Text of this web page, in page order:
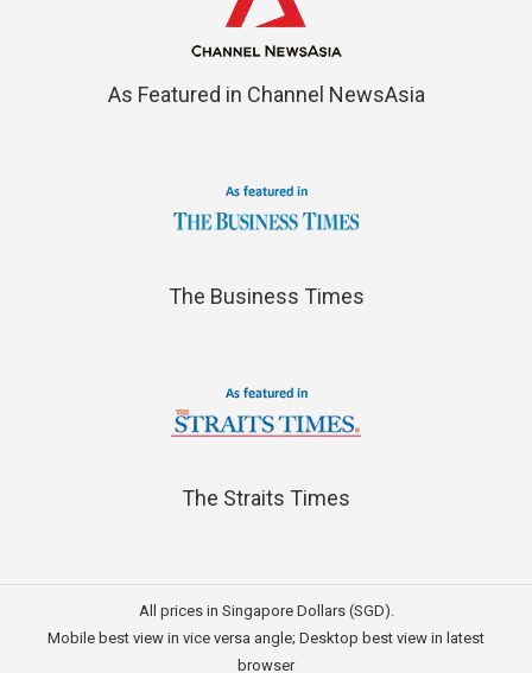
As Featured in Channel NewsAsia
The Business Times
The Straits Times
All prices in Singapore Dollars (SGD).
Mobile best view in vice versa angle; Desktop best view in latest
browser